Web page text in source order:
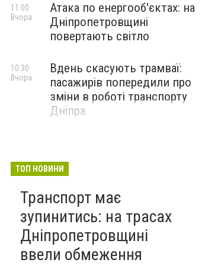
Атака по енергооб'єктах: на
Дніпропетровщині
повертають світло
11:00
Вчора
Вдень скасують трамваї:
пасажирів попередили про
зміни в роботі транспорту
Дніпра
10:30
Вчора
ТОП НОВИНИ
Транспорт має
зупинитись: на трасах
Дніпропетровщині
ввели обмеження